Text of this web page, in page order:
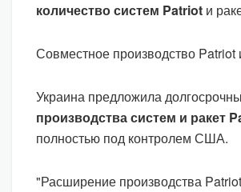
количество систем Patriot и
Совместное производство Patriot
Украина предложила
производства систем и ракет
полностью под контролем США.
"Расширение производства